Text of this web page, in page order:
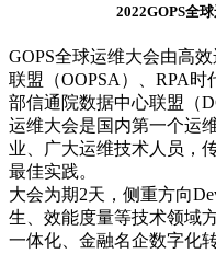
2022GOPS全
GOPS全球运维大会由高
联盟（OOPSA）、RPA
部信通院数据中心联盟（
运维大会是国内第一个运
业、广大运维技术人员，
最佳实践。
大会为期2天，侧重方向
生、效能度量等技术领域
一体化、金融名企数字化